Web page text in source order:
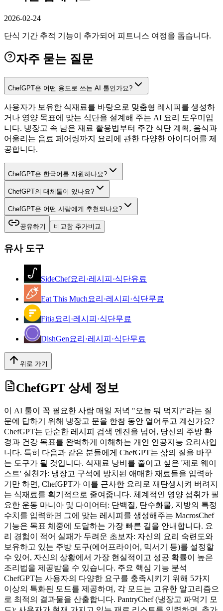
2026-02-24
단식 기간 추적 기능이 추가되어 피트니스 여정을 돕습니다.
자주 묻는 질문
ChefGPT은 어떤 용도로 쓰는 AI 툴인가요?
사용자가 보유한 식재료를 바탕으로 맞춤형 레시피를 생성하
거나 영양 목표에 맞는 식단을 설계해 주는 AI 요리 도우미입
니다. 냉장고 속 남은 재료 활용법부터 주간 식단 계획, 음식과
어울리는 음료 페어링까지 요리에 관한 다양한 아이디어를 제
공합니다.
ChefGPT은 한국어를 지원하나요?
ChefGPT의 대체툴이 있나요?
ChefGPT은 어떤 사람에게 추천되나요?
공유하기 비교함 추가비교
유사 도구
SideChef요리·레시피·식단유료
Eat This Much요리·레시피·식단무료
Fitia요리·레시피·식단무료
DishGen요리·레시피·식단무료
위로 가기
ChefGPT 상세 정보
이 AI 툴이 꼭 필요한 사람 매일 저녁 "오늘 뭐 먹지?"라는 질
문에 답하기 위해 냉장고 문을 한참 동안 열어두고 계신가요?
ChefGPT는 단순한 레시피 검색 엔진을 넘어, 당신의 주방 환
경과 건강 목표를 완벽하게 이해하는 개인 인공지능 요리사입
니다. 특히 다음과 같은 분들에게 ChefGPT는 삶의 질을 바꾸
는 도구가 될 것입니다. 식재료 낭비를 줄이고 싶은 '제로 웨이
스트' 실천가: 냉장고 구석에 방치된 애매한 재료들을 입력하
기만 하면, ChefGPT가 이를 근사한 요리로 재탄생시켜 버려지
는 식재료를 획기적으로 줄여줍니다. 체계적인 영양 섭취가 필
요한 운동 마니아 및 다이어터: 단백질, 탄수화물, 지방의 특정
수치를 입력하면 그에 맞는 레시피를 생성해주는 MacrosChef
기능은 목표 체중에 도달하는 가장 빠른 길을 안내합니다. 요
리 경험이 적어 실패가 두려운 초보자: 자신의 요리 숙련도와
보유하고 있는 주방 도구(에어프라이어, 믹서기 등)를 설정할
수 있어, 자신의 상황에서 가장 현실적이고 성공 확률이 높은
조리법을 제공받을 수 있습니다. 주요 핵심 기능 분석
ChefGPT는 사용자의 다양한 요구를 충족시키기 위해 5가지
이상의 특화된 모드를 제공하며, 각 모드는 고유한 알고리즘으
로 최적의 결과물을 산출합니다. PantryChef (냉장고 파먹기 모